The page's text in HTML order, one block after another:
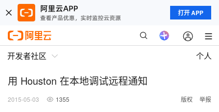
打开 APP
开发者社区 个人
用 Houston 在本地调试远程通知
2015-05-03 1355 版权 举报